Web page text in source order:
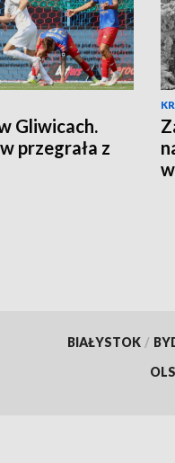
Gliwicach.
przegrała z
BIAŁYSTOK /